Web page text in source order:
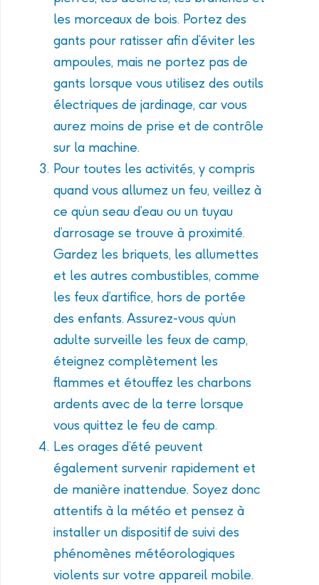
les morceaux de bois. Portez des
gants pour ratisser afin d’éviter les
ampoules, mais ne portez pas de
gants lorsque vous utilisez des outils
électriques de jardinage, car vous
aurez moins de prise et de contrôle
sur la machine.
Pour toutes les activités, y compris
quand vous allumez un feu, veillez à
ce qu’un seau d’eau ou un tuyau
d’arrosage se trouve à proximité.
Gardez les briquets, les allumettes
et les autres combustibles, comme
les feux d’artifice, hors de portée
des enfants. Assurez-vous qu’un
adulte surveille les feux de camp,
éteignez complètement les
flammes et étouffez les charbons
ardents avec de la terre lorsque
vous quittez le feu de camp.
Les orages d’été peuvent
également survenir rapidement et
de manière inattendue. Soyez donc
attentifs à la météo et pensez à
installer un dispositif de suivi des
phénomènes météorologiques
violents sur votre appareil mobile.